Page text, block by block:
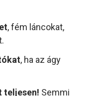
, fém láncokat,
, ha az ágy
teljesen! Semmi